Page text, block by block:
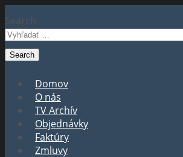
Search
Domov
O nás
TV Archív
Objednávky
Faktúry
Zmluvy